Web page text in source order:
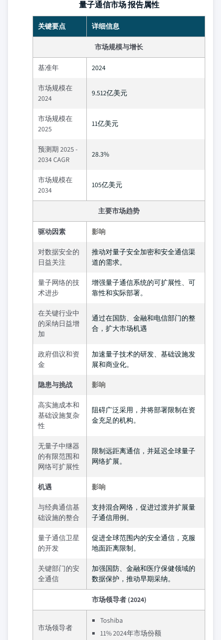
量子通信市场 报告属性
关键要点 详细信息
市场规模与增长
基准年 2024
市场规模在
2024
9.512亿美元
市场规模在
2025
11亿美元
预测期 2025 -
2034 CAGR
28.3%
市场规模在
2034
105亿美元
主要市场趋势
驱动因素 影响
对数据安全的
日益关注
推动对量子安全加密和安全通信渠
道的需求。
量子网络的技
术进步
增强量子通信系统的可扩展性、可
靠性和实际部署。
在关键行业中
的采纳日益增
加
通过在国防、金融和电信部门的整
合，扩大市场机遇
政府倡议和资
金
加速量子技术的研发、基础设施发
展和商业化。
隐患与挑战 影响
高实施成本和
基础设施复杂
性
阻碍广泛采用，并将部署限制在资
金充足的机构。
无量子中继器
的有限范围和
网络可扩展性
限制远距离通信，并延迟全球量子
网络扩展。
机遇 影响
与经典通信基
础设施的整合
支持混合网络，促进过渡并扩展量
子通信用例。
量子通信卫星
的开发
促进全球范围内的安全通信，克服
地面距离限制。
关键部门的安
全通信
加强国防、金融和医疗保健领域的
数据保护，推动早期采纳。
市场领导者 (2024)
市场领导者
Toshiba
11% 2024年市场份额